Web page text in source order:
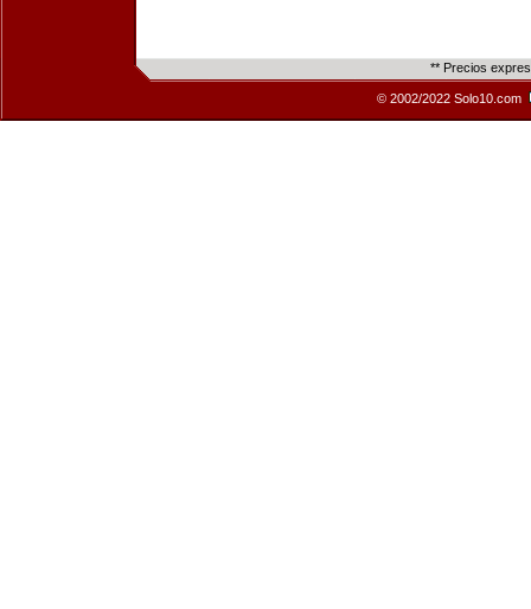
** Precios
© 2002/2022 Solo10.com